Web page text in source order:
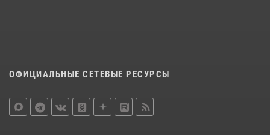
ОФИЦИАЛЬНЫЕ СЕТЕВЫЕ РЕСУРСЫ